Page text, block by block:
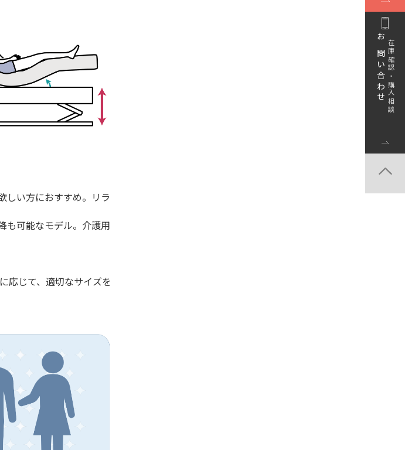
しい方におすすめ。リラ
も可能なモデル。介護用
応じて、適切なサイズを
お問い合わせ在庫確認・購入相談